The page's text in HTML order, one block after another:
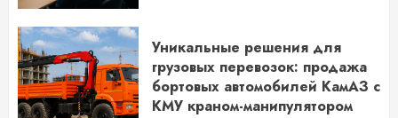
Уникальные решения для
грузовых перевозок: продажа
бортовых автомобилей КамАЗ с
КМУ краном-манипулятором